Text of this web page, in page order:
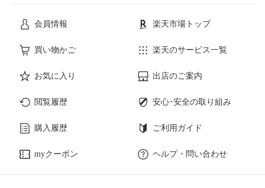
会員情報 楽天市場トップ
買い物かご 楽天のサービス一覧
お気に入り 出店のご案内
閲覧履歴 安心･安全の取り組み
購入履歴 ご利用ガイド
myクーポン ヘルプ・問い合わせ